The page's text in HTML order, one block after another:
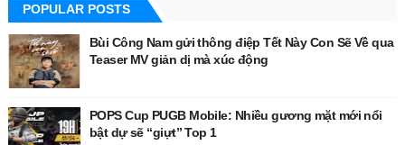
POPULAR POSTS
Bùi Công Nam gửi thông điệp Tết Này Con Sẽ Về qua
Teaser MV giản dị mà xúc động
POPS Cup PUGB Mobile: Nhiều gương mặt mới nổi
bật dự sẽ “giựt” Top 1